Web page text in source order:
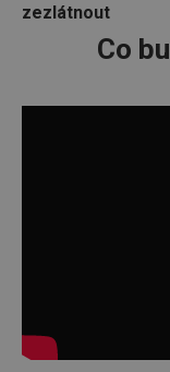
zezlátnout
Co